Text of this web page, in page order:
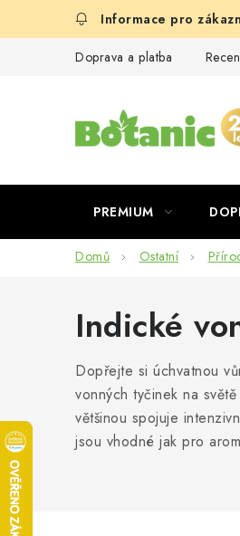
Doprava a platba
PREMIUM
Domů Ostatní
Indické
Dopřejte si úchvatnou
vonných tyčinek na
většinou spojuje
jsou vhodné jak pro